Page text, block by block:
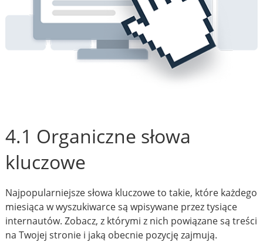
4.1 Organiczne słowa
kluczowe
Najpopularniejsze słowa kluczowe to takie, które każdego
miesiąca w wyszukiwarce są wpisywane przez tysiące
internautów. Zobacz, z którymi z nich powiązane są treści
na Twojej stronie i jaką obecnie pozycję zajmują.